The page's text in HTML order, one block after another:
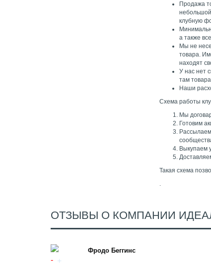
Продажа
клубную
а также
Мы не
товара.
находят
У нас нет
там
Наши
Схема работы
Мы
Готовим
Выкупаем
Такая схема
.
ОТЗЫВЫ О КОМПАНИИ
Фродо Беггинс